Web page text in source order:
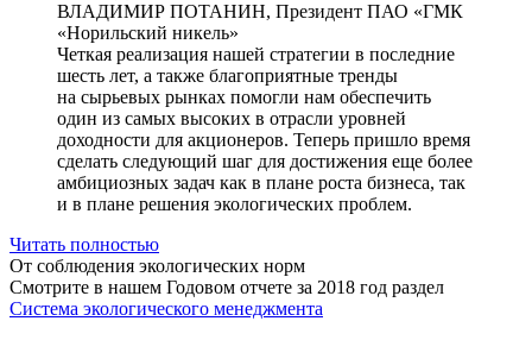
ВЛАДИМИР ПОТАНИН, Президент ПАО «ГМК
«Норильский никель»
Четкая реализация нашей стратегии в последние
шесть лет, а также благоприятные тренды
на сырьевых рынках помогли нам обеспечить
один из самых высоких в отрасли уровней
доходности для акционеров. Теперь пришло время
сделать следующий шаг для достижения еще более
амбициозных задач как в плане роста бизнеса, так
и в плане решения экологических проблем.
Читать полностью
От соблюдения экологических норм
Смотрите в нашем Годовом отчете за 2018 год раздел
Система экологического менеджмента